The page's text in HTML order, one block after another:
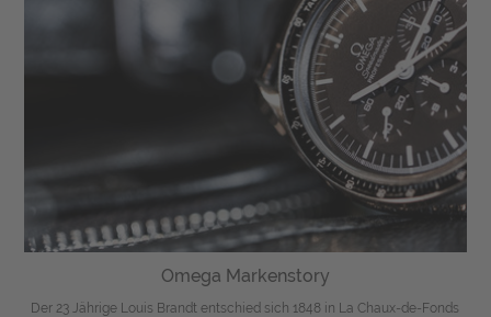
Omega Markenstory
Der 23 Jährige Louis Brandt entschied sich 1848 in La Chaux-de-Fonds